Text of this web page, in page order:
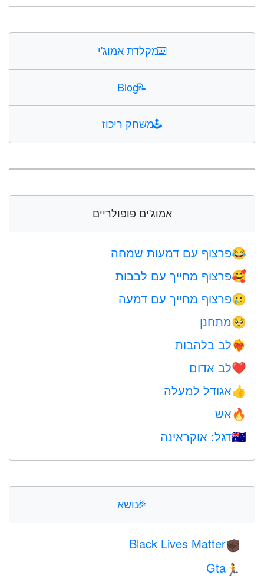
⌨️מקלדת אמוג'י
📝
Blog
🕹️משחק ריכוז
אמוג'ים פופולריים
😂פרצוף עם דמעות שמחה
🥰פרצוף מחייך עם לבבות
🥲פרצוף מחייך עם דמעה
🥺מתחנן
❤️‍🔥לב בלהבות
❤️לב אדום
👍אגודל למעלה
🔥אש
🇺🇦דגל: אוקראינה
🎉נושא
✊🏿
Black Lives Matter
🏃
Gta